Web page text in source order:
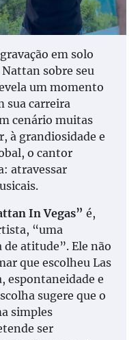
em solo
sobre seu
um momento
sua carreira
cenário muitas
à grandiosidade e
o cantor
atravessar
In Vegas” é,
“uma
atitude”. Ele não
que escolheu Las
espontaneidade e
sugere que o
simples
ser